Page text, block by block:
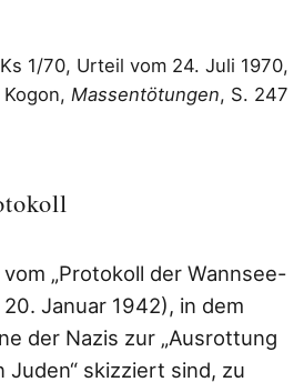
1/70, Urteil vom 24. Juli 1970,
Massentötungen, S. 247
„Protokoll der Wannsee-
Januar 1942), in dem
der Nazis zur „Ausrottung
Juden“ skizziert sind, zu